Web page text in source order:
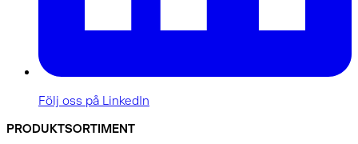
Följ oss på LinkedIn
PRODUKTSORTIMENT